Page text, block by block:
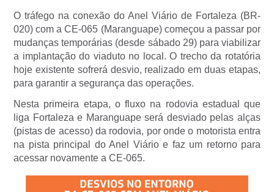
O tráfego na conexão do Anel Viário de Fortaleza (BR-
020) com a CE-065 (Maranguape) começou a passar por
mudanças temporárias (desde sábado 29) para viabilizar
a implantação do viaduto no local. O trecho da rotatória
hoje existente sofrerá desvio, realizado em duas etapas,
para garantir a segurança das operações.
Nesta primeira etapa, o fluxo na rodovia estadual que
liga Fortaleza e Maranguape será desviado pelas alças
(pistas de acesso) da rodovia, por onde o motorista entra
na pista principal do Anel Viário e faz um retorno para
acessar novamente a CE-065.